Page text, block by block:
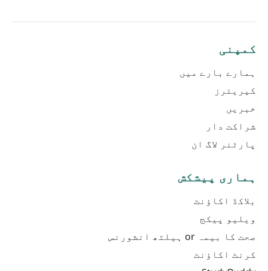
کمپنی
ہمارے بارے میں
کیریئرز
خبریں
شراکت دار
پارٹنر لاگ ان
ہماری پیشکش
بلاکڈ اکاؤنٹ
ویلیو پیکج
صحت کا بیمہ or ہیلتھ انشورنس
کرنٹ اکاؤنٹ